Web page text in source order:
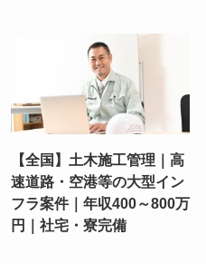
【全国】土木施工管理｜高
速道路・空港等の大型イン
フラ案件｜年収400～800万
円｜社宅・寮完備